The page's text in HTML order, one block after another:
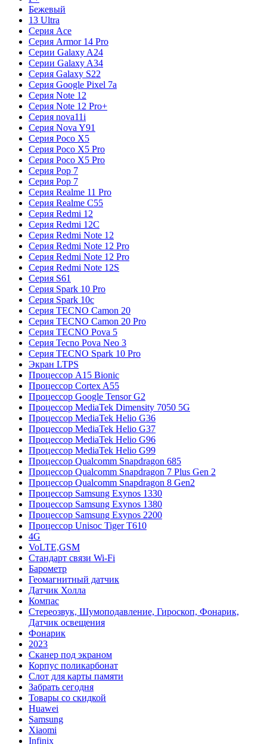
Бежевый
13 Ultra
Серия Ace
Серия Armor 14 Pro
Серии Galaxy A24
Серии Galaxy A34
Серия Galaxy S22
Серия Google Pixel 7a
Серия Note 12
Серия Note 12 Pro+
Серия nova11i
Серия Nova Y91
Серия Poco X5
Серия Poco X5 Pro
Серия Poco X5 Pro
Серия Pop 7
Серия Pop 7
Серия Realme 11 Pro
Серия Realme C55
Серия Redmi 12
Серия Redmi 12C
Серия Redmi Note 12
Серия Redmi Note 12 Pro
Серия Redmi Note 12 Pro
Серия Redmi Note 12S
Серия S61
Серия Spark 10 Pro
Серия Spark 10c
Серия TECNO Camon 20
Серия TECNO Camon 20 Pro
Серия TECNO Pova 5
Серия Tecno Pova Neo 3
Серия TECNO Spark 10 Pro
Экран LTPS
Процессор A15 Bionic
Процессор Cortex A55
Процессор Google Tensor G2
Процессор MediaTek Dimensity 7050 5G
Процессор MediaTek Helio G36
Процессор MediaTek Helio G37
Процессор MediaTek Helio G96
Процессор MediaTek Helio G99
Процессор Qualcomm Snapdragon 685
Процессор Qualcomm Snapdragon 7 Plus Gen 2
Процессор Qualcomm Snapdragon 8 Gen2
Процессор Samsung Exynos 1330
Процессор Samsung Exynos 1380
Процессор Samsung Exynos 2200
Процессор Unisoc Tiger T610
4G
VoLTE,GSM
Cтандарт связи Wi-Fi
Барометр
Геомагнитный датчик
Датчик Холла
Компас
Стереозвук, Шумоподавление, Гироскоп, Фонарик,
Датчик освещения
Фонарик
2023
Сканер под экраном
Корпус поликарбонат
Слот для карты памяти
Забрать сегодня
Товары со скидкой
Huawei
Samsung
Xiaomi
Infinix